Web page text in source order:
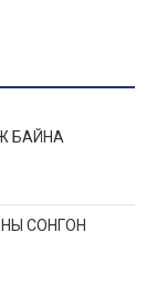
БАЙНА
СОНГОН